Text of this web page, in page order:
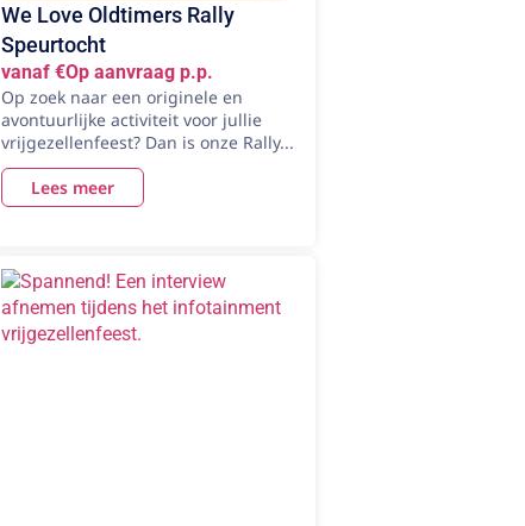
We Love Oldtimers Rally
Speurtocht
vanaf €Op aanvraag p.p.
Op zoek naar een originele en
avontuurlijke activiteit voor jullie
vrijgezellenfeest? Dan is onze Rally...
Lees meer